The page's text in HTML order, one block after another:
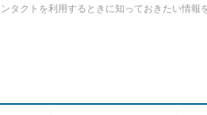
タクトを利用するときに知っておきたい情報